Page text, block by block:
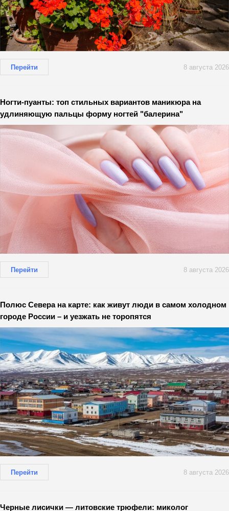
Перейти 8 августа 2026
Ногти-пуанты: топ стильных вариантов маникюра на
удлиняющую пальцы форму ногтей "балерина"
Перейти 8 августа 2026
Полюс Севера на карте: как живут люди в самом холодном
городе России – и уезжать не торопятся
Перейти 8 августа 2026
Черные лисички — литовские трюфели: миколог